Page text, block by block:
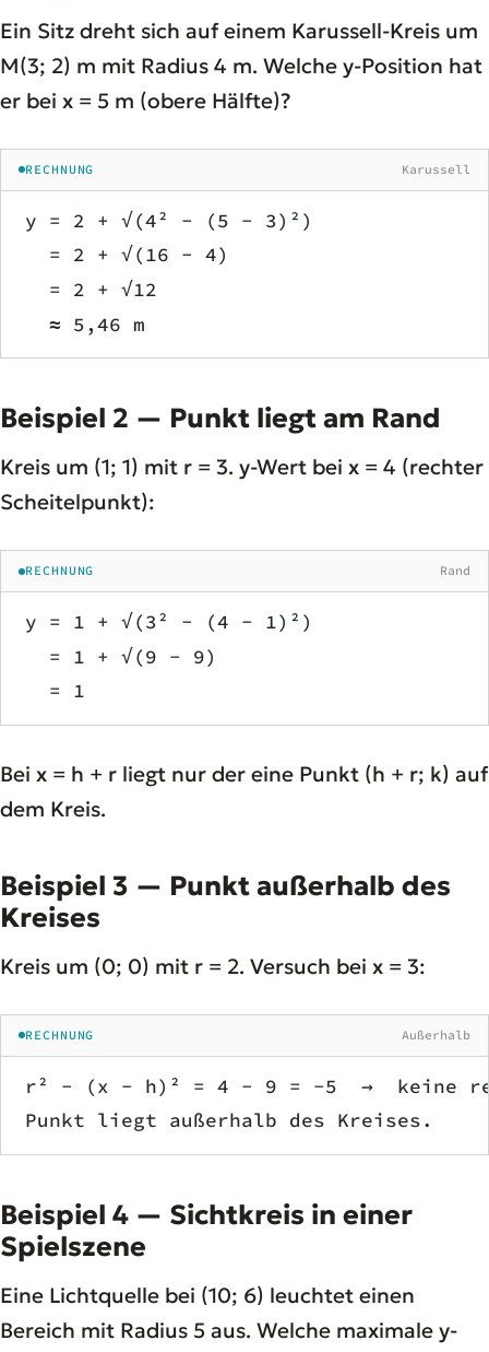
Ein Sitz dreht sich auf einem Karussell-Kreis um
M(3; 2) m mit Radius 4 m. Welche y-Position hat
er bei x = 5 m (obere Hälfte)?
RECHNUNG Karussell
y = 2 + √(4² − (5 − 3)²)
  = 2 + √(16 − 4)
  = 2 + √12
  ≈ 5,46 m
Beispiel 2 — Punkt liegt am Rand
Kreis um (1; 1) mit r = 3. y-Wert bei x = 4 (rechter
Scheitelpunkt):
RECHNUNG Rand
y = 1 + √(3² − (4 − 1)²)
  = 1 + √(9 − 9)
  = 1
Bei x = h + r liegt nur der eine Punkt (h + r; k) auf
dem Kreis.
Beispiel 3 — Punkt außerhalb des
Kreises
Kreis um (0; 0) mit r = 2. Versuch bei x = 3:
RECHNUNG Außerhalb
r² − (x − h)² = 4 − 9 = −5  →  keine
Punkt liegt außerhalb des Kreises.
Beispiel 4 — Sichtkreis in einer
Spielszene
Eine Lichtquelle bei (10; 6) leuchtet einen
Bereich mit Radius 5 aus. Welche maximale y-